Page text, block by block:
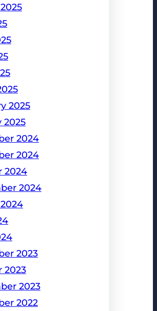
2025
2025
2024
2024
2024
2024
2023
2023
2023
2022